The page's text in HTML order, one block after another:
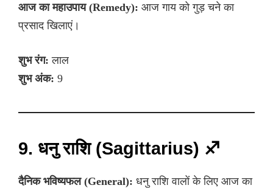
आज का महाउपाय (Remedy): आज गाय को गुड़ चने का
प्रसाद खिलाएं।
शुभ रंग: लाल
शुभ अंक: 9
9. धनु राशि (Sagittarius) ♐
दैनिक भविष्यफल (General): धनु राशि वालों के लिए आज का